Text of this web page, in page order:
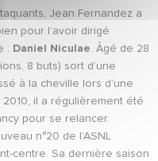
Jean Fernandez a
pour l’avoir dirigé
: Daniel Niculae. Âgé de 28
8 buts) sort d’une
à la cheville lors d’une
il a régulièrement été
pour se relancer.
n°20 de l’ASNL
centre. Sa dernière saison